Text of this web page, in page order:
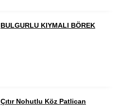
BULGURLU KIYMALI BÖREK
Çıtır Nohutlu Köz Patlican